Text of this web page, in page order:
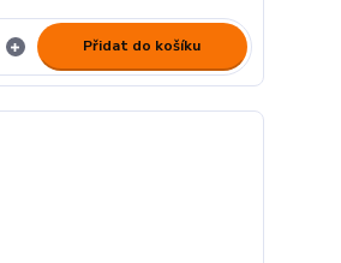
Přidat do košíku